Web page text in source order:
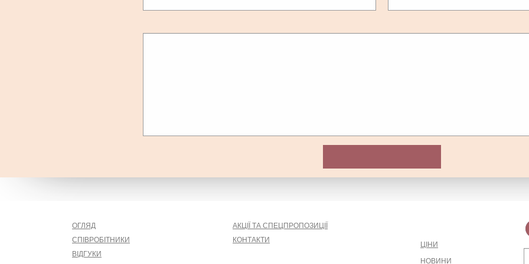
ОГЛЯД
СПІВРОБІТНИКИ
ВIДГУКИ
АКЦІЇ ТА СПЕЦПРОПОЗИЦІЇ
КОНТАКТИ
ЦIНИ
НОВИНИ